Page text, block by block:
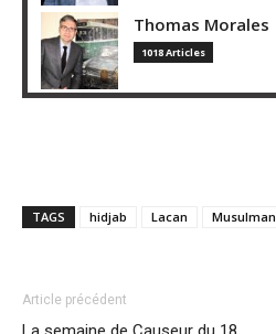
Thomas Morales
1018 Articles
TAGS hidjab Lacan Musulman
Article précédent